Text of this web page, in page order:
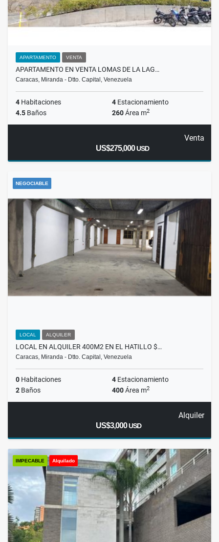
APARTAMENTO VENTA
APARTAMENTO EN VENTA LOMAS DE LA LAG…
Caracas, Miranda - Dtto. Capital, Venezuela
4 Habitaciones 4 Estacionamiento
4.5 Baños 260Área m2
Venta
US$275,000USD
NEGOCIABLE
LOCAL ALQUILER
LOCAL EN ALQUILER 400M2 EN EL HATILLO $…
Caracas, Miranda - Dtto. Capital, Venezuela
0 Habitaciones 4 Estacionamiento
2 Baños 400Área m2
Alquiler
US$3,000USD
IMPECABLE Alquilado